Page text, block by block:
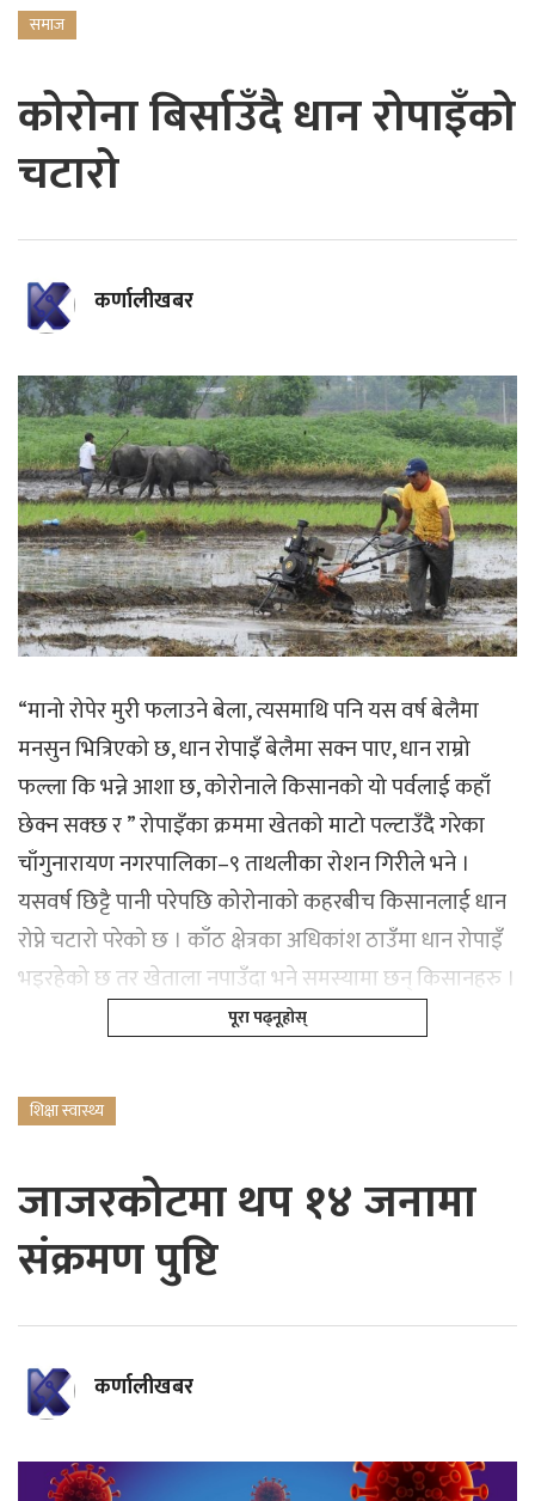
समाज
कोरोना बिर्साउँदै धान रोपाइँको
चटारो
कर्णालीखबर
“मानो रोपेर मुरी फलाउने बेला, त्यसमाथि पनि यस वर्ष बेलैमा
मनसुन भित्रिएको छ, धान रोपाइँ बेलैमा सक्न पाए, धान राम्रो
फल्ला कि भन्ने आशा छ, कोरोनाले किसानको यो पर्वलाई कहाँ
छेक्न सक्छ र ” रोपाइँका क्रममा खेतको माटो पल्टाउँदै गरेका
चाँगुनारायण नगरपालिका–९ ताथलीका रोशन गिरीले भने ।
यसवर्ष छिट्टै पानी परेपछि कोरोनाको कहरबीच किसानलाई धान
रोप्ने चटारो परेको छ । काँठ क्षेत्रका अधिकांश ठाउँमा धान रोपाइँ
भइरहेको छ तर खेताला नपाउँदा भने समस्यामा छन् किसानहरु ।
पूरा पढ्नूहोस्
शिक्षा स्वास्थ्य
जाजरकोटमा थप १४ जनामा
संक्रमण पुष्टि
कर्णालीखबर